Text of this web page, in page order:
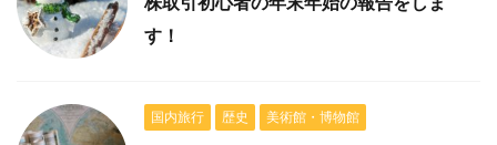
す！
国内旅行 歴史 美術館・博物館